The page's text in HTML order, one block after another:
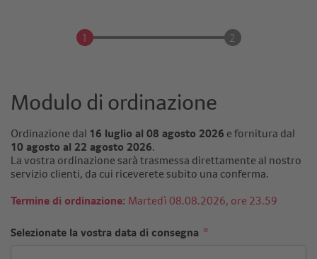
Modulo di ordinazione
Ordinazione dal 16 luglio al 08 agosto 2026 e fornitura dal
10 agosto al 22 agosto 2026.
La vostra ordinazione sarà trasmessa direttamente al nostro
servizio clienti, da cui riceverete subito una conferma.
Termine di ordinazione: Martedì 08.08.2026, ore 23.59
Selezionate la vostra data di consegna